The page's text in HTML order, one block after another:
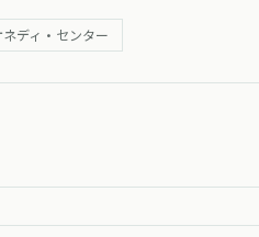
ネディ・センター